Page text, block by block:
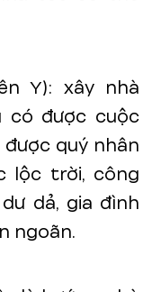
Y): xây nhà
có được cuộc
được quý nhân
lộc trời, công
dả, gia đình
ngoãn.